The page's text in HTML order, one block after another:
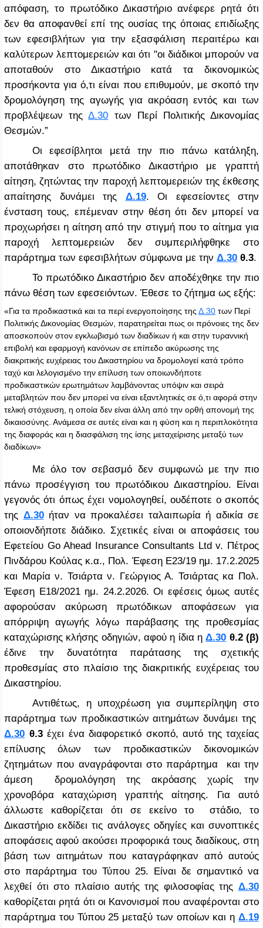
απόφαση, το πρωτόδικο Δικαστήριο ανέφερε ρητά ότι
δεν θα αποφανθεί επί της ουσίας της όποιας επιδίωξης
των εφεσιβλήτων για την εξασφάλιση περαιτέρω και
καλύτερων λεπτομερειών και ότι "οι διάδικοι μπορούν να
αποταθούν στο Δικαστήριο κατά τα δικονομικώς
προσήκοντα για ό,τι είναι που επιθυμούν, με σκοπό την
δρομολόγηση της αγωγής για ακρόαση εντός και των
προβλέψεων τηςΔ.30 των Περί Πολιτικής Δικονομίας
Θεσμών.”
Οι εφεσίβλητοι μετά την πιο πάνω κατάληξη,
αποτάθηκαν στο πρωτόδικο Δικαστήριο με γραπτή
αίτηση, ζητώντας την παροχή λεπτομερειών της έκθεσης
απαίτησης δυνάμει της Δ.19. Οι εφεσείοντες στην
ένσταση τους, επέμεναν στην θέση ότι δεν μπορεί να
προχωρήσει η αίτηση από την στιγμή που το αίτημα για
παροχή λεπτομερειών δεν συμπεριλήφθηκε στο
παράρτημα των εφεσιβλήτων σύμφωνα με την Δ.30 θ.3.
Το πρωτόδικο Δικαστήριο δεν αποδέχθηκε την πιο
πάνω θέση των εφεσειόντων. Έθεσε το ζήτημα ως εξής:
«Για τα προδικαστικά και τα περί ενεργοποίησης της Δ.30 των Περί
Πολιτικής Δικονομίας Θεσμών, παρατηρείται πως οι πρόνοιες της δεν
αποσκοπούν στον εγκλωβισμό των διαδίκων ή και στην τυραννική
επιβολή και εφαρμογή κανόνων σε επίπεδο ακύρωσης της
διακριτικής ευχέρειας του Δικαστηρίου να δρομολογεί κατά τρόπο
ταχύ και λελογισμένο την επίλυση των οποιωνδήποτε
προδικαστικών ερωτημάτων λαμβάνοντας υπόψιν και σειρά
μεταβλητών που δεν μπορεί να είναι εξαντλητικές σε ό,τι αφορά στην
τελική στόχευση, η οποία δεν είναι άλλη από την ορθή απονομή της
δικαιοσύνης. Ανάμεσα σε αυτές είναι και η φύση και η περιπλοκότητα
της διαφοράς και η διασφάλιση της ίσης μεταχείρισης μεταξύ των
διαδίκων»
Με όλο τον σεβασμό δεν συμφωνώ με την πιο
πάνω προσέγγιση του πρωτόδικου Δικαστηρίου. Είναι
γεγονός ότι όπως έχει νομολογηθεί, ουδέποτε ο σκοπός
της Δ.30ήταν να προκαλέσει ταλαιπωρία ή αδικία σε
οποιονδήποτε διάδικο. Σχετικές είναι οι αποφάσεις του
Εφετείου Go Ahead Insurance Consultants Ltd v. Πέτρος
Πινδάρου Κούλας κ.α., Πολ. Έφεση Ε23/19 ημ. 17.2.2025
και Μαρία ν. Τσιάρτα ν. Γεώργιος Α. Τσιάρτας κα Πολ.
Έφεση Ε18/2021 ημ. 24.2.2026. Οι εφέσεις όμως αυτές
αφορούσαν ακύρωση πρωτόδικων αποφάσεων για
απόρριψη αγωγής λόγω παράβασης της προθεσμίας
καταχώρισης κλήσης οδηγιών, αφού η ίδια ηΔ.30 θ.2 (β)
έδινε την δυνατότητα παράτασης της σχετικής
προθεσμίας στο πλαίσιο της διακριτικής ευχέρειας του
Δικαστηρίου.
Αντιθέτως, η υποχρέωση για συμπερίληψη στο
παράρτημα των προδικαστικών αιτημάτων δυνάμει της
Δ.30 θ.3έχει ένα διαφορετικό σκοπό, αυτό της ταχείας
επίλυσης όλων των προδικαστικών δικονομικών
ζητημάτων που αναγράφονται στο παράρτημα και την
άμεση δρομολόγηση της ακρόασης χωρίς την
χρονοβόρα καταχώριση γραπτής αίτησης. Για αυτό
άλλωστε καθορίζεται ότι σε εκείνο το στάδιο, το
Δικαστήριο εκδίδει τις ανάλογες οδηγίες και συνοπτικές
αποφάσεις αφού ακούσει προφορικά τους διαδίκους, στη
βάση των αιτημάτων που καταγράφηκαν από αυτούς
στο παράρτημα του Τύπου 25. Είναι δε σημαντικό να
λεχθεί ότι στο πλαίσιο αυτής της φιλοσοφίας της Δ.30
καθορίζεται ρητά ότι οι Κανονισμοί που αναφέρονται στο
παράρτημα του Τύπου 25 μεταξύ των οποίων και η Δ.19